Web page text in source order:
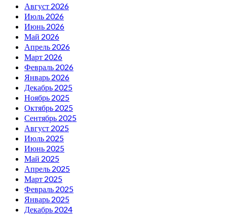
Август 2026
Июль 2026
Июнь 2026
Май 2026
Апрель 2026
Март 2026
Февраль 2026
Январь 2026
Декабрь 2025
Ноябрь 2025
Октябрь 2025
Сентябрь 2025
Август 2025
Июль 2025
Июнь 2025
Май 2025
Апрель 2025
Март 2025
Февраль 2025
Январь 2025
Декабрь 2024